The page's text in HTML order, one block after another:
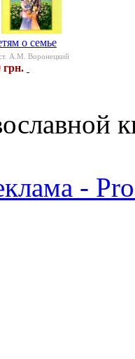
о семье
А.М. Воронецкий
грн.
-